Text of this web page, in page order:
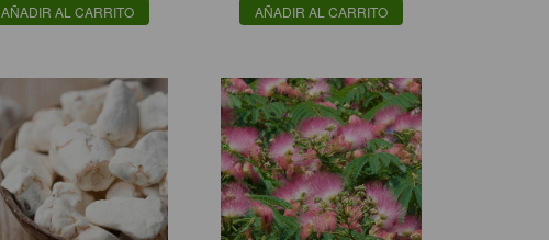
AÑADIR AL CARRITO AÑADIR AL CARRITO